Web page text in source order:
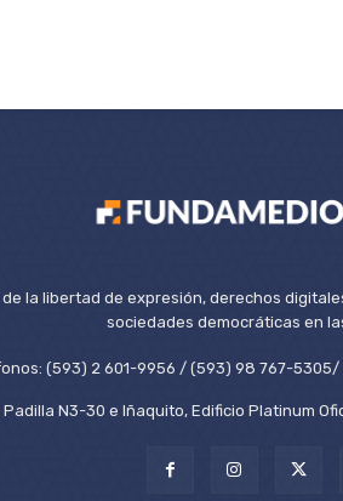
la libertad de expresión, derechos
sociedades democráticas en
(593) 2 601-9956 / (593) 98 767-
N3-30 e Iñaquito, Edificio Platinum